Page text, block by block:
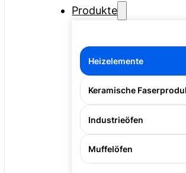
Produkte
Heizelemente
Keramische
Industrieöfen
Muffelöfen